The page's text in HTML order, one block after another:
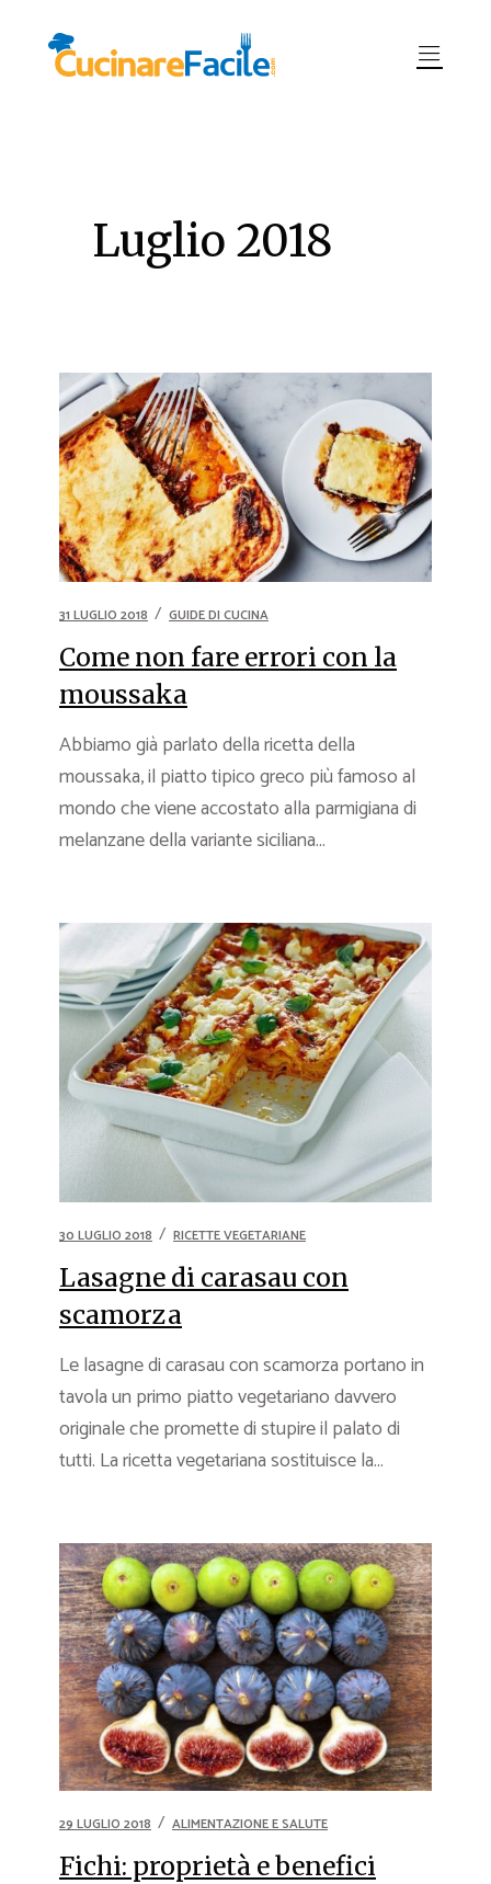
Luglio 2018
31 LUGLIO 2018 GUIDE DI CUCINA
Come non fare errori con la
moussaka
Abbiamo già parlato della ricetta della
moussaka, il piatto tipico greco più famoso al
mondo che viene accostato alla parmigiana di
melanzane della variante siciliana...
30 LUGLIO 2018 RICETTE VEGETARIANE
Lasagne di carasau con
scamorza
Le lasagne di carasau con scamorza portano in
tavola un primo piatto vegetariano davvero
originale che promette di stupire il palato di
tutti. La ricetta vegetariana sostituisce la...
29 LUGLIO 2018 ALIMENTAZIONE E SALUTE
Fichi: proprietà e benefici